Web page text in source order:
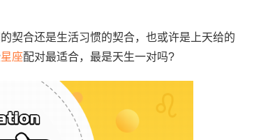
合还是生活习惯的契合，也或许是上天给的
星座配对最适合，最是天生一对吗?